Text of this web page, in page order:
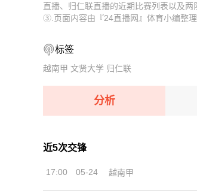
08-11 【欧冠】 凯拉特VS索
08-11 【阿女甲】 飓风队女
08-11 【俄杯】 圣彼得堡迪
08-11 【芬乙】 中新地VS图
08-11 【亚精英赛】 塔什干棉
08-11 【欧冠】 凯拉特VS索
08-11 【阿女甲】 飓风队女足
08-11 【俄杯】 圣彼得堡迪
直播、归仁联直播的近期比赛列表以及两
③.页面内容由『24直播网』体育小编整
标签
越南甲 文贤大学 归仁联
分析
近5次交锋
17:00 05-24 越南甲